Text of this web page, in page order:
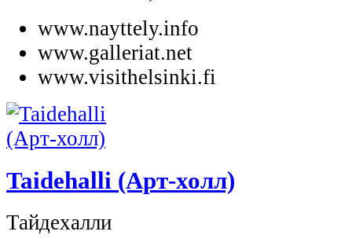
www.nayttely.info
www.galleriat.net
www.visithelsinki.fi
Taidehalli (Арт-холл)
Тайдехалли